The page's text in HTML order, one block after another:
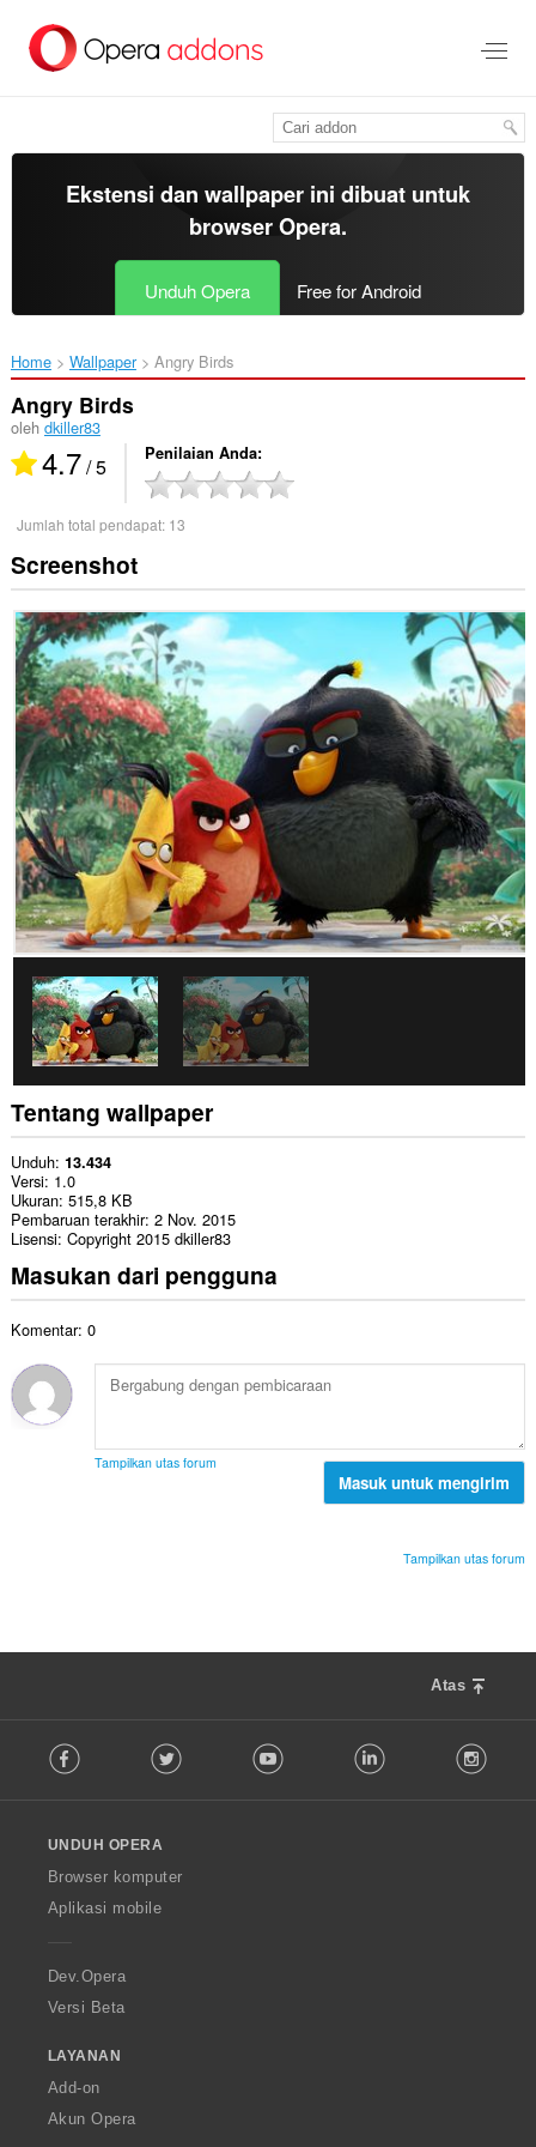
konten
Ekstensi dan wallpaper ini dibuat untuk
browser Opera.
Unduh Opera Free for Android
Home Wallpaper Angry Birds‎
Angry Birds
oleh dkiller83
4.7/ 5 Penilaian Anda
Jumlah total pendapat: 13
Screenshot
Tentang wallpaper
Unduh 13.434
Versi 1.0
Ukuran 515,8 KB
Pembaruan terakhir 2 Nov. 2015
Lisensi Copyright 2015 dkiller83
Masukan dari pengguna
Komentar: 0
Tampilkan utas forum
Masuk untuk mengirim
Tampilkan utas forum
Atas
o
w
O
p
a
Facebook Twitter Youtube LinkedIn
UNDUH OPERA
Browser komputer
Aplikasi mobile
Dev.Opera
Versi Beta
LAYANAN
Add-on
Akun Opera